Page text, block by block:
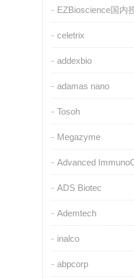
EZBioscience国内
celetrix
addexbio
adamas nano
Tosoh
Megazyme
Advanced
ADS Biotec
Ademtech
inalco
abpcorp